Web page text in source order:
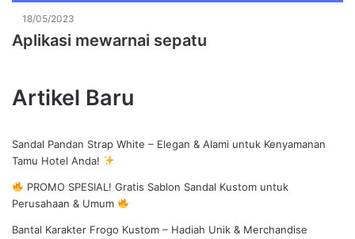
18/05/2023
Aplikasi mewarnai sepatu
Artikel Baru
Sandal Pandan Strap White – Elegan & Alami untuk Kenyamanan
Tamu Hotel Anda!
PROMO SPESIAL! Gratis Sablon Sandal Kustom untuk
Perusahaan & Umum
Bantal Karakter Frogo Kustom – Hadiah Unik & Merchandise